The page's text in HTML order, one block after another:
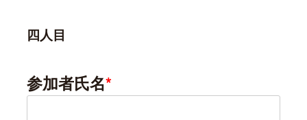
四人目
参加者氏名*